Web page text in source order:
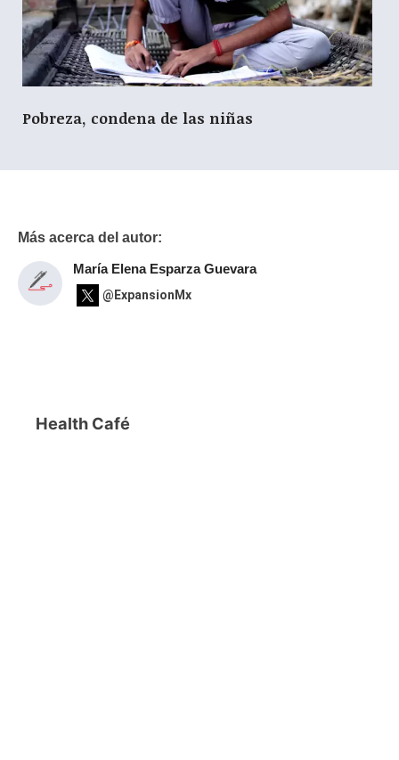
Pobreza, condena de las niñas
Más acerca del autor:
María Elena Esparza Guevara
@ExpansionMx
Health Café